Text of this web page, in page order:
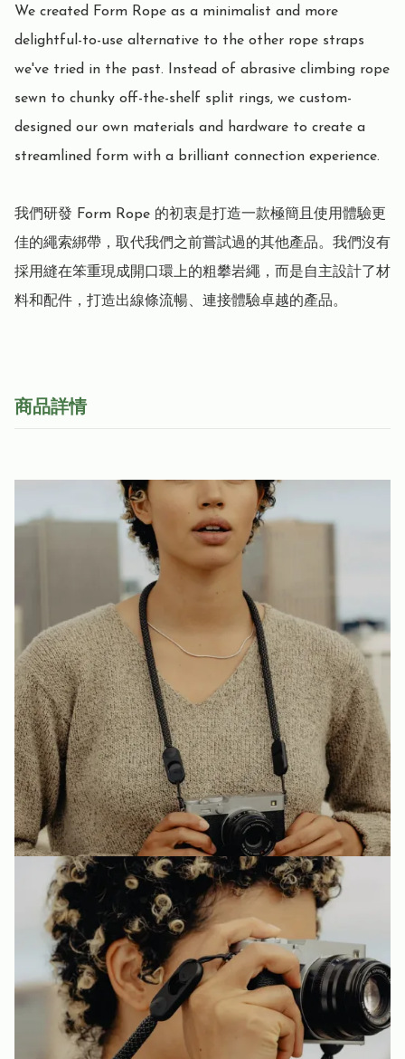
We created Form Rope as a minimalist and more
delightful-to-use alternative to the other rope straps
we've tried in the past. Instead of abrasive climbing rope
sewn to chunky off-the-shelf split rings, we custom-
designed our own materials and hardware to create a
streamlined form with a brilliant connection experience.
我們研發 Form Rope 的初衷是打造一款極簡且使用體驗更
佳的繩索綁帶，取代我們之前嘗試過的其他產品。我們沒有
採用縫在笨重現成開口環上的粗攀岩繩，而是自主設計了材
料和配件，打造出線條流暢、連接體驗卓越的產品。
商品詳情